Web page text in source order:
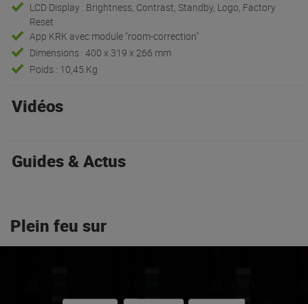
LCD Display : Brightness, Contrast, Standby, Logo, Factory
Reset
App KRK avec module "room-correction"
Dimensions : 400 x 319 x 266 mm
Poids : 10,45 Kg
Vidéos
Guides & Actus
Plein feu sur